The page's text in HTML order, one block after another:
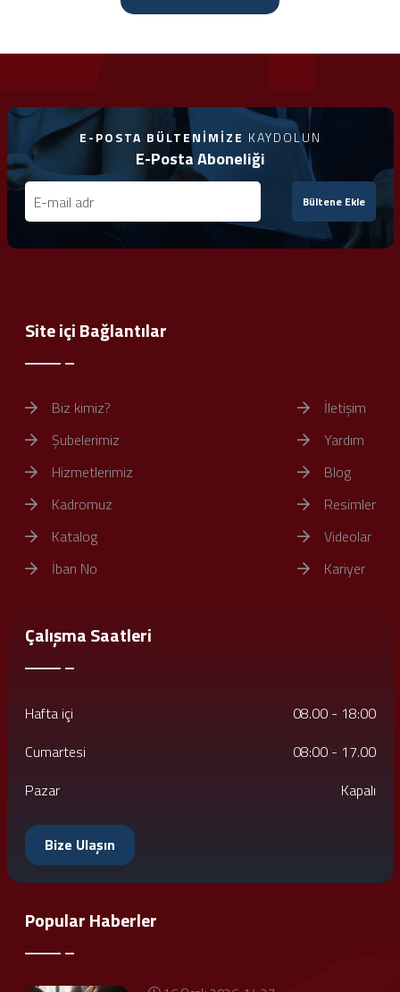
E-POSTA BÜLTENIMIZE KAYDOLUN
E-Posta Aboneliği
Bültene Ekle
Site içi Bağlantılar
Biz kimiz?
Şubelerimiz
Hizmetlerimiz
Kadromuz
Katalog
İban No
İletişim
Yardım
Blog
Resimler
Videolar
Kariyer
Çalışma Saatleri
Hafta içi
08.00 - 18:00
Cumartesi
08:00 - 17.00
Pazar
Kapalı
Bize Ulaşın
Popular Haberler